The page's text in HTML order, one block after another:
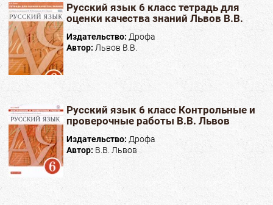
Русский язык 6 класс тетрадь для
оценки качества знаний Львов В.В.
Издательство: Дрофа
Автор: Львов В.В.
Русский язык 6 класс Контрольные и
проверочные работы В.В. Львов
Издательство: Дрофа
Автор: В.В. Львов